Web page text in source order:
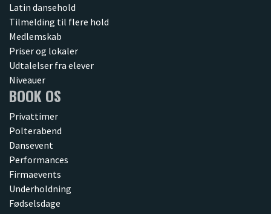
Latin dansehold
Tilmelding til flere hold
Medlemskab
Priser og lokaler
Udtalelser fra elever
Niveauer
BOOK OS
Privattimer
Polterabend
Dansevent
Performances
Firmaevents
Underholdning
Fødselsdage